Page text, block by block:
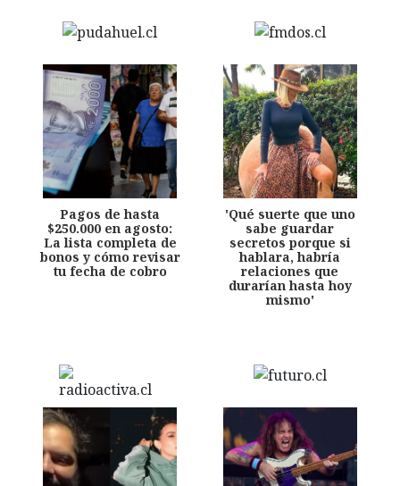
Pagos de hasta
$250.000 en agosto:
La lista completa de
bonos y cómo revisar
tu fecha de cobro
'Qué suerte que uno
sabe guardar
secretos porque si
hablara, habría
relaciones que
durarían hasta hoy
mismo'